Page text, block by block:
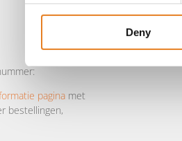
Deny
pagina met
bestellingen,